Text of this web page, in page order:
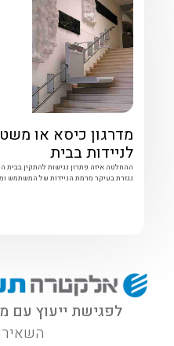
מדרגון כיסא או
לניידות בבית
ההחלטה איזה פתרון נגישות להתקין בבית
נגזרת בעיקר מרמת הניידות של המשתמש
לפגישת ייעוץ עם